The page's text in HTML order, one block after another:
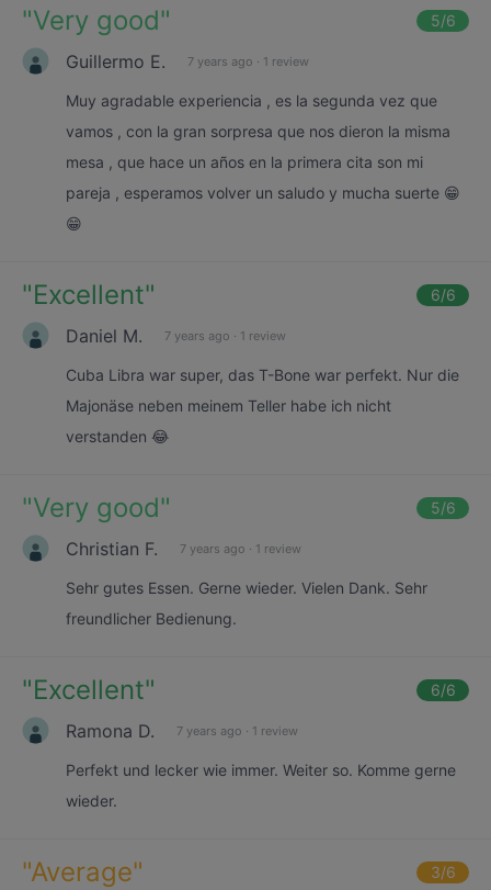
"Very good" 5/6
Guillermo E. 7 years ago · 1 review
Muy agradable experiencia , es la segunda vez que
vamos , con la gran sorpresa que nos dieron la misma
mesa , que hace un años en la primera cita son mi
pareja , esperamos volver un saludo y mucha suerte 😁
😁
"Excellent" 6/6
Daniel M. 7 years ago · 1 review
Cuba Libra war super, das T-Bone war perfekt. Nur die
Majonäse neben meinem Teller habe ich nicht
verstanden 😂
"Very good" 5/6
Christian F. 7 years ago · 1 review
Sehr gutes Essen. Gerne wieder. Vielen Dank. Sehr
freundlicher Bedienung.
"Excellent" 6/6
Ramona D. 7 years ago · 1 review
Perfekt und lecker wie immer. Weiter so. Komme gerne
wieder.
"Average" 3/6